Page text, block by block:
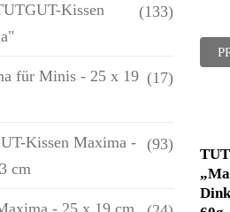
Kissen
(133)
für Minis - 25 x 19 (17)
Kissen Maxima -
cm
(93)
- 25 x 19 cm